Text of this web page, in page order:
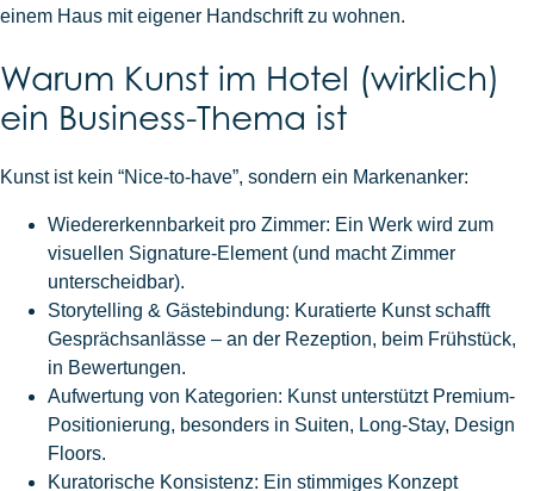
einem Haus mit eigener Handschrift zu wohnen.
Warum Kunst im Hotel (wirklich)
ein Business-Thema ist
Kunst ist kein “Nice-to-have”, sondern ein Markenanker:
Wiedererkennbarkeit pro Zimmer: Ein Werk wird zum
visuellen Signature-Element (und macht Zimmer
unterscheidbar).
Storytelling & Gästebindung: Kuratierte Kunst schafft
Gesprächsanlässe – an der Rezeption, beim Frühstück,
in Bewertungen.
Aufwertung von Kategorien: Kunst unterstützt Premium-
Positionierung, besonders in Suiten, Long-Stay, Design
Floors.
Kuratorische Konsistenz: Ein stimmiges Konzept